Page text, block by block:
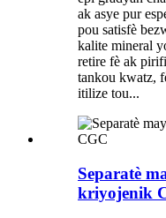
ak asye pur
pou satisfè
kalite mineral
retire fè ak
tankou kwatz,
itilize tou...
Separatè
kriyojenik